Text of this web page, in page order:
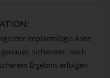
Implantologie kann
sichererer, noch
Ergebnis erfolgen.